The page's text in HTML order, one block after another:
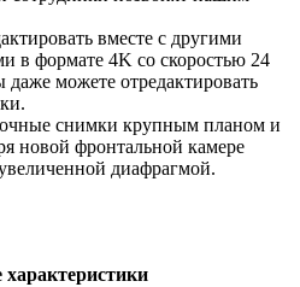
вместе с другими
в формате 4K со скоростью 24
можете отредактировать
снимки крупным планом и
новой фронтальной камере
диафрагмой.